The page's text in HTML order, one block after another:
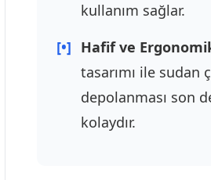
kullanım sağlar.
[•] Hafif ve
tasarımı ile sudan
depolanması son
kolaydır.